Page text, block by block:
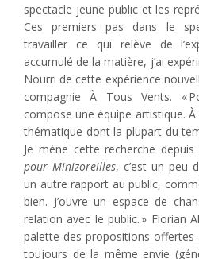
spectacle jeune public et les
Ces premiers pas dans le
travailler ce qui relève de
accumulé de la matière, j’ai
Nourri de cette expérience
compagnie À Tous Vents. «
compose une équipe artistique.
thématique dont la plupart du
Je mène cette recherche
pour Minizoreilles, c’est un peu
un autre rapport au public,
bien. J’ouvre un espace de
relation avec le public. » Florian
palette des propositions
toujours de la même envie